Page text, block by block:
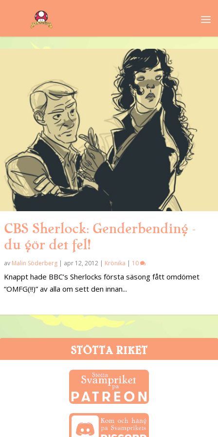
CBS Sherlock: Genderbending –
du gör det fel!
av Malin Söderberg | apr 12, 2012 | Krönika | 10
Knappt hade BBC’s Sherlocks första säsong fått omdömet
“OMFG(!!)” av alla om sett den innan...
STÖTTA RIKET